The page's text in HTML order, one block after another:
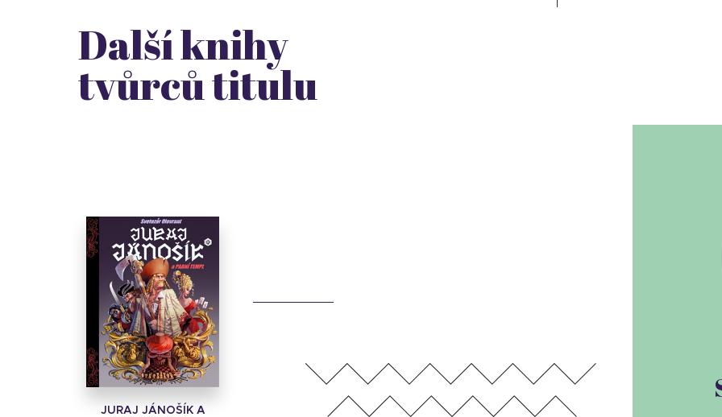
Další knihy
tvůrců titulu
JURAJ JÁNOŠÍK A